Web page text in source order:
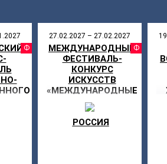
ФЕСТИВАЛЬ
27.02.2027 – 27.02.2027
МЕЖДУНАРОДНЫЙ
ФЕСТИВАЛЬ-
КОНКУРС
ИСКУССТВ
«МЕЖДУНАРОДНЫЕ
ДНИ ИСКУССТВ В
РОССИИ»
РОССИЯ